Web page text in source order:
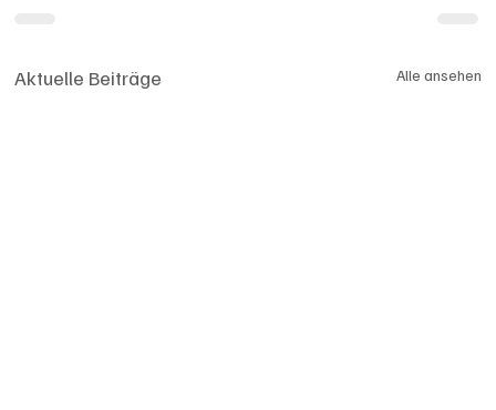
Aktuelle Beiträge Alle ansehen